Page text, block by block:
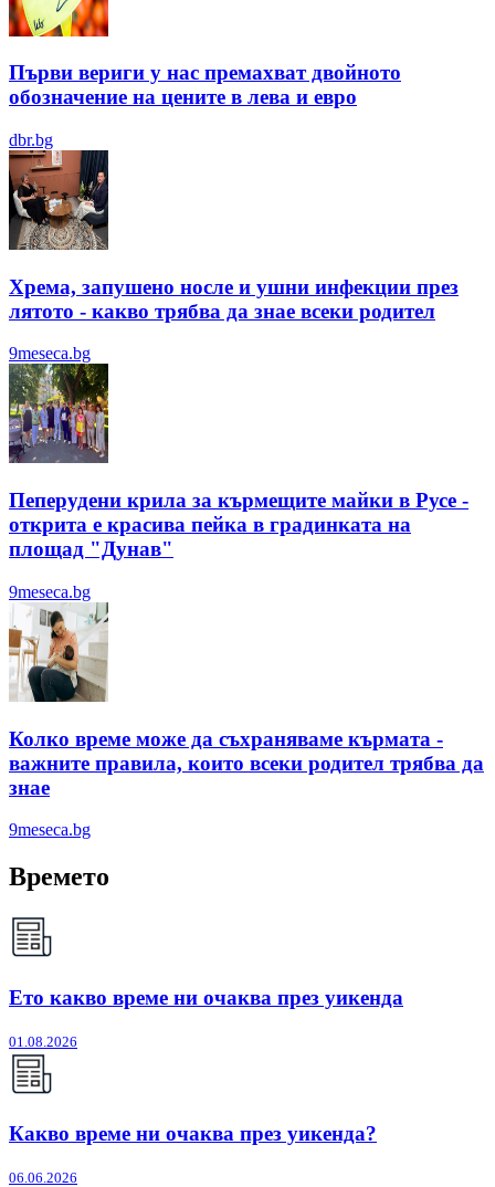
Първи вериги у нас премахват двойното
обозначение на цените в лева и евро
dbr.bg
Хрема, запушено носле и ушни инфекции през
лятотo - какво трябва да знае всеки родител
9meseca.bg
Пеперудени крила за кърмещите майки в Русе -
открита е красива пейка в градинката на
площад "Дунав"
9meseca.bg
Колко време може да съхраняваме кърмата -
важните правила, които всеки родител трябва да
знае
9meseca.bg
Времето
Ето какво време ни очаква през уикенда
01.08.2026
Какво време ни очаква през уикенда?
06.06.2026